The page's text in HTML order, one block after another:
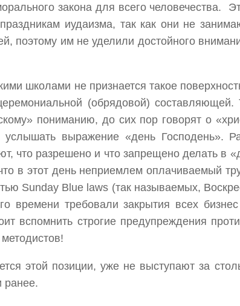
закона для всего человечества.
иудаизма, так как они не
поэтому им не уделили достойного
школами не признается такое
(обрядовой)
пониманию, до сих пор говорят о
услышать выражение «день Господень».
что разрешено и что запрещено делать в
в этот день неприемлем оплачиваемый
Sunday Blue laws (так называемых,
времени требовали закрытия всех
вспомнить строгие предупреждения
этой позиции, уже не выступают за
ранее.